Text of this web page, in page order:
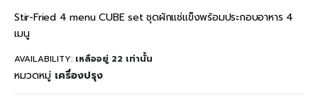
Stir-Fried 4 menu CUBE set ชุดผักแช่แข็งพร้อมประกอบอาหาร 4
เมนู
AVAILABILITY: เหลืออยู่ 22 เท่านั้น
หมวดหมู่ เครื่องปรุง